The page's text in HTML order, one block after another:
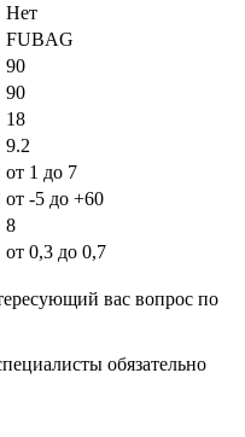
Нет
FUBAG
90
90
18
9.2
от 1 до 7
от -5 до +60
8
от 0,3 до 0,7
вас вопрос по
обязательно